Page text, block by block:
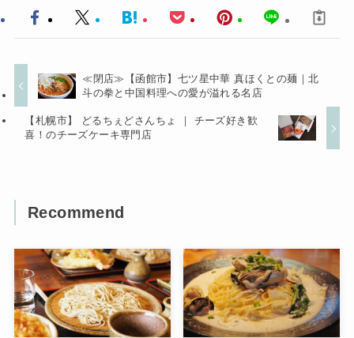
≪閉店≫【函館市】七ツ星中華 真ほくとの麺｜北
斗の拳と中国料理への愛が溢れる名店
【札幌市】 どるちぇどさんちょ ｜ チーズ好き歓
喜！のチーズケーキ専門店
Recommend